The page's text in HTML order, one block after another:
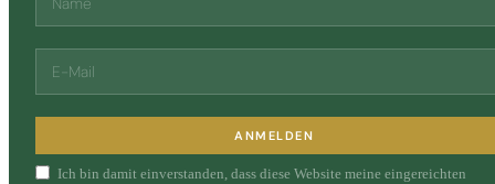
ANMELDEN
Ich bin damit einverstanden, dass diese Website meine eingereichten